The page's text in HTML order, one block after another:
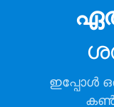
ഇപ്പോൾ